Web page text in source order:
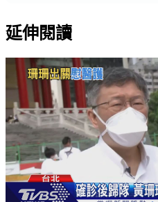
延伸閱讀